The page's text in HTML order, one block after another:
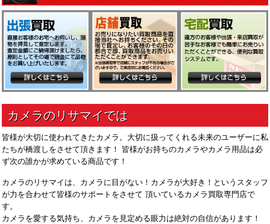
皆様が大切に使われてきたカメラ。大切に扱ってくれる未来のユーザーに私
たちが橋渡しをさせて頂きます！ 皆様がお持ちのカメラやカメラ用品は必
ず次の誰かが求めている商品です！
カメラのリサマイは、カメラに目がない！カメラが大好き！というスタッフ
が力を合わせて皆様のサポートをさせて 頂いているカメラ買取専門店で
す。
カメラを愛する気持ち、カメラを見定める眼力は絶対の自信があります！